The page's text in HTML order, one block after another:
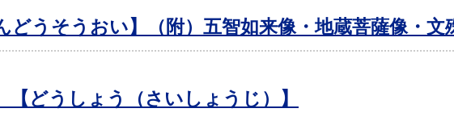
どうそうおい】（附）五智如来像・地蔵菩薩像・文
【どうしょう（さいしょうじ）】